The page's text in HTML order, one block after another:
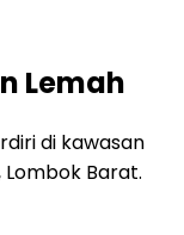
Lemah